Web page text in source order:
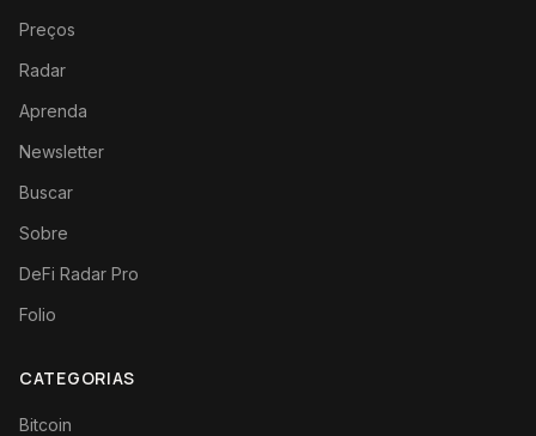
Preços
Radar
Aprenda
Newsletter
Buscar
Sobre
DeFi Radar Pro
Folio
CATEGORIAS
Bitcoin